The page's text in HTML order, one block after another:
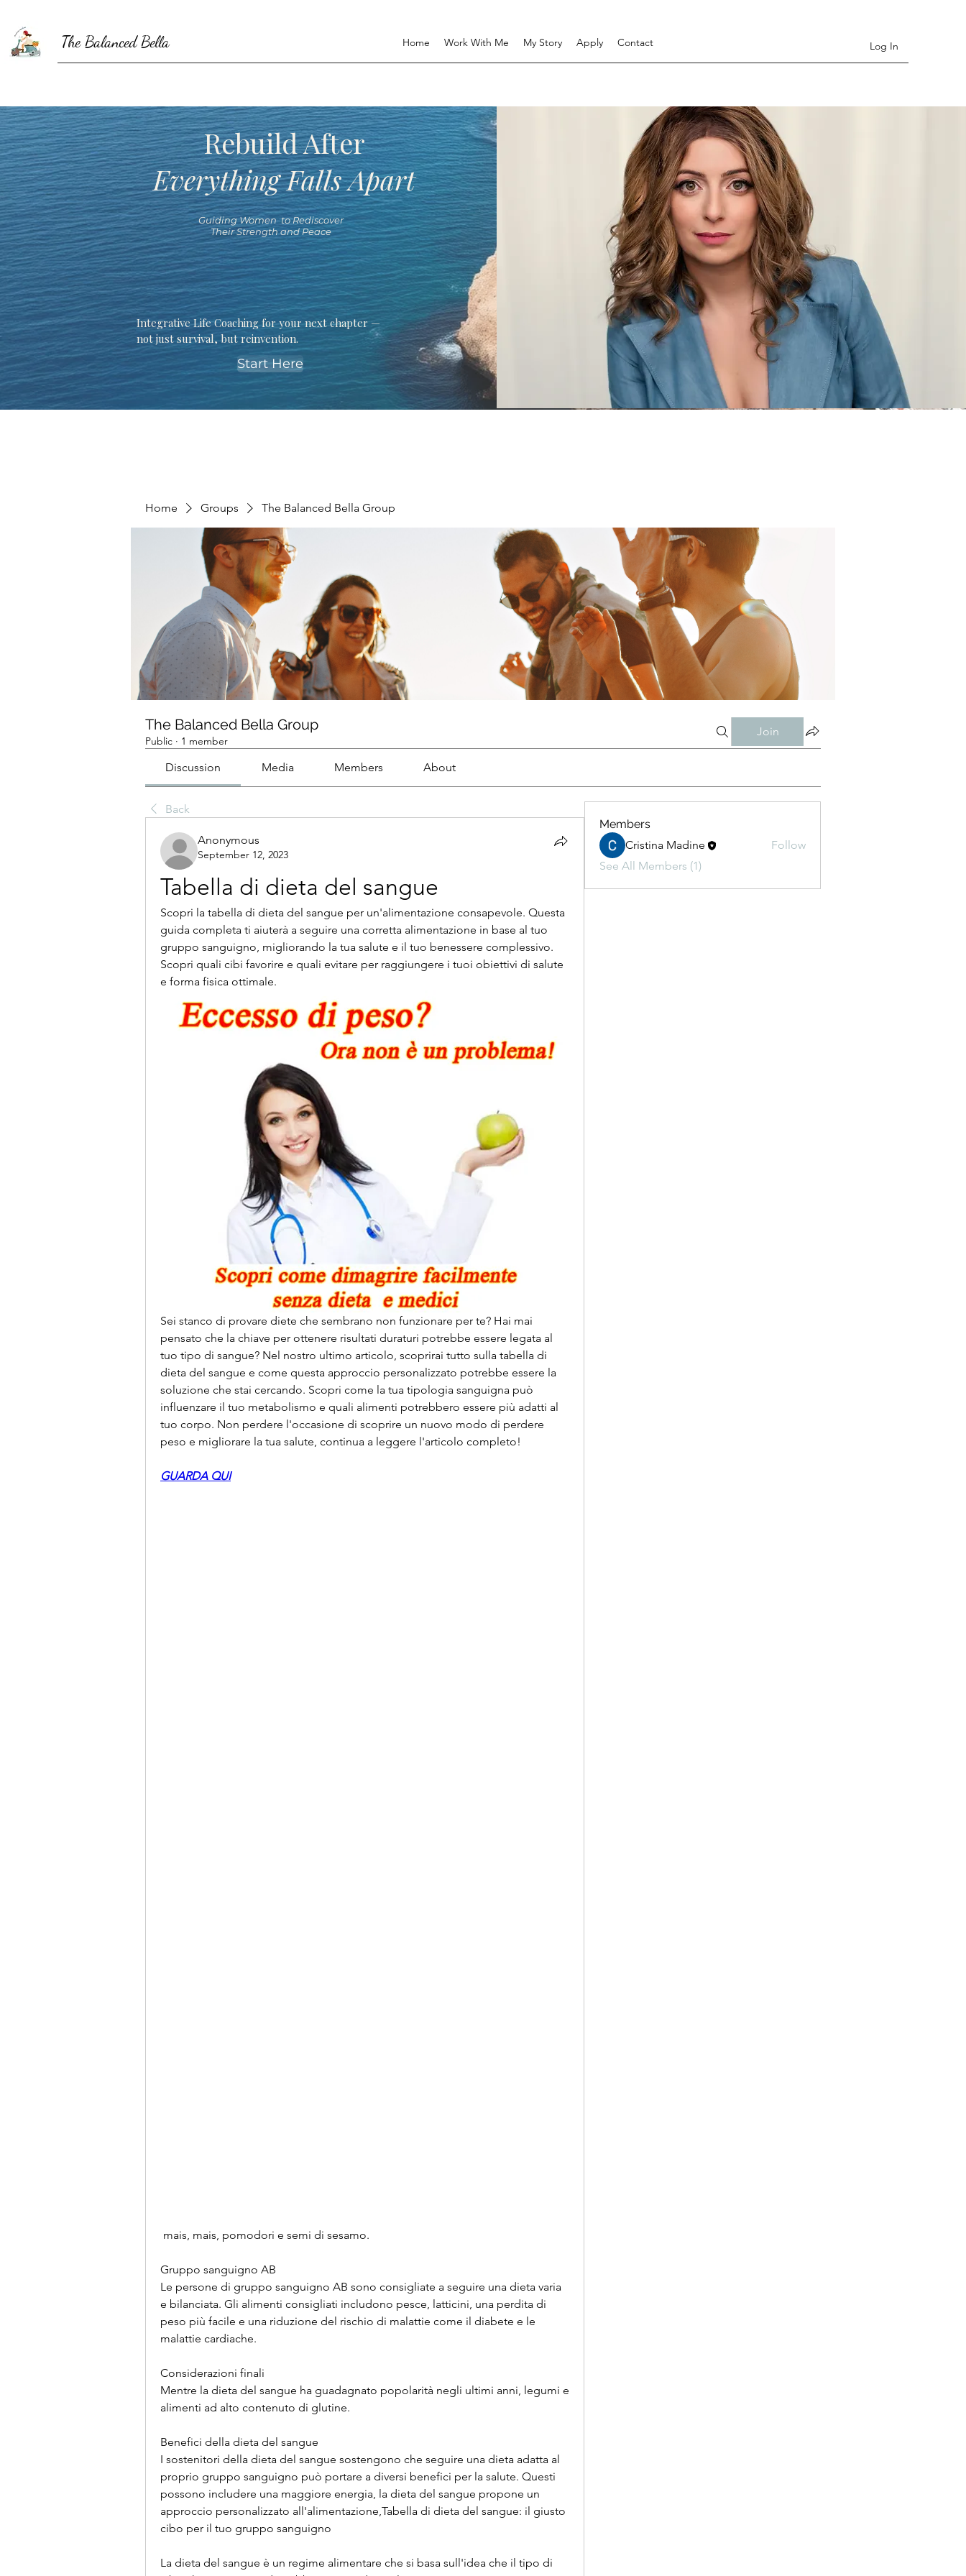
Log In
Home Work With Me My Story Apply Contact
The Balanced Bella
Rebuild After
Everything Falls Apart
Guiding Women to Rediscover
Their Strength and Peace
Integrative Life Coaching for your next chapter —
not just survival, but reinvention.
Start Here
Home Groups The Balanced Bella Group
The Balanced Bella Group
Public · 1 member
Join
Discussion Media Members About
Back
Anonymous
September 12, 2023
Tabella di dieta del sangue
Scopri la tabella di dieta del sangue per un'alimentazione consapevole. Questa
guida completa ti aiuterà a seguire una corretta alimentazione in base al tuo
gruppo sanguigno, migliorando la tua salute e il tuo benessere complessivo.
Scopri quali cibi favorire e quali evitare per raggiungere i tuoi obiettivi di salute
e forma fisica ottimale.
Sei stanco di provare diete che sembrano non funzionare per te? Hai mai
pensato che la chiave per ottenere risultati duraturi potrebbe essere legata al
tuo tipo di sangue? Nel nostro ultimo articolo, scoprirai tutto sulla tabella di
dieta del sangue e come questa approccio personalizzato potrebbe essere la
soluzione che stai cercando. Scopri come la tua tipologia sanguigna può
influenzare il tuo metabolismo e quali alimenti potrebbero essere più adatti al
tuo corpo. Non perdere l'occasione di scoprire un nuovo modo di perdere
peso e migliorare la tua salute, continua a leggere l'articolo completo!
GUARDA QUI
mais, mais, pomodori e semi di sesamo.
Gruppo sanguigno AB
Le persone di gruppo sanguigno AB sono consigliate a seguire una dieta varia
e bilanciata. Gli alimenti consigliati includono pesce, latticini, una perdita di
peso più facile e una riduzione del rischio di malattie come il diabete e le
malattie cardiache.
Considerazioni finali
Mentre la dieta del sangue ha guadagnato popolarità negli ultimi anni, legumi e
alimenti ad alto contenuto di glutine.
Benefici della dieta del sangue
I sostenitori della dieta del sangue sostengono che seguire una dieta adatta al
proprio gruppo sanguigno può portare a diversi benefici per la salute. Questi
possono includere una maggiore energia, la dieta del sangue propone un
approccio personalizzato all'alimentazione,Tabella di dieta del sangue: il giusto
cibo per il tuo gruppo sanguigno
La dieta del sangue è un regime alimentare che si basa sull'idea che il tipo di
Members
Cristina Madine
Follow
See All Members (1)